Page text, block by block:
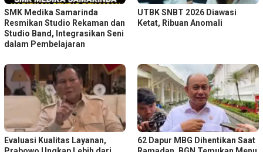
SMK Medika Samarinda
Resmikan Studio Rekaman dan
Studio Band, Integrasikan Seni
dalam Pembelajaran
UTBK SNBT 2026 Diawasi
Ketat, Ribuan Anomali
Evaluasi Kualitas Layanan,
62 Dapur MBG Dihentikan Saat